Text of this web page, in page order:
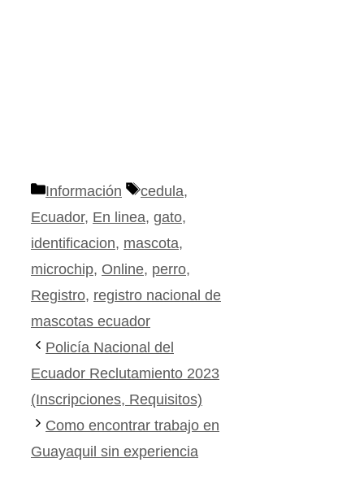
Categorías
Información Etiquetas
cedula,
Ecuador, En linea, gato,
identificacion, mascota,
microchip, Online, perro,
Registro, registro nacional de
mascotas ecuador
Policía Nacional del
Ecuador Reclutamiento 2023
(Inscripciones, Requisitos)
Como encontrar trabajo en
Guayaquil sin experiencia